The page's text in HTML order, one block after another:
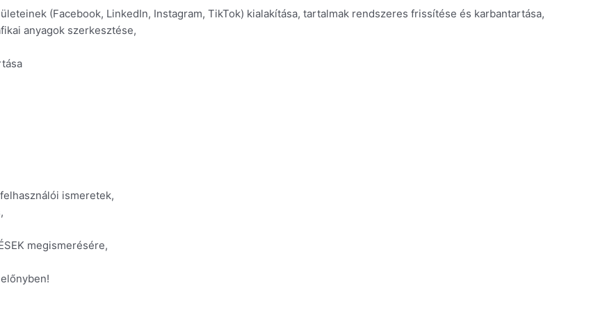
(Facebook, LinkedIn, Instagram, TikTok) kialakítása, tartalmak rendszeres frissítése és karbantartása,
anyagok szerkesztése,
ismeretek,
megismerésére,